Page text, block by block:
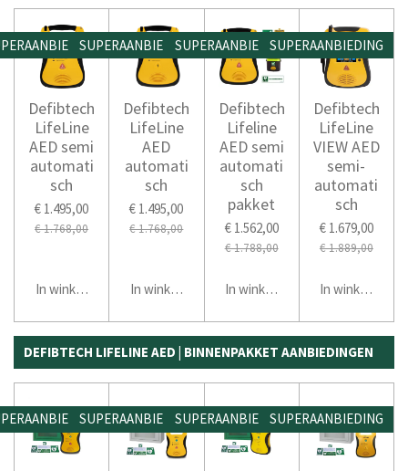
Defibtech
LifeLine
AED semi
automati
sch
€ 1.495,00
€ 1.768,00
In winkelwagen
SUPERAANBIEDING
Defibtech
LifeLine
AED
automati
sch
€ 1.495,00
€ 1.768,00
In winkelwagen
SUPERAANBIEDING
Defibtech
Lifeline
AED semi
automati
sch
pakket
€ 1.562,00
€ 1.788,00
In winkelwagen
SUPERAANBIEDING
Defibtech
LifeLine
VIEW AED
semi-
automati
sch
€ 1.679,00
€ 1.889,00
In winkelwagen
DEFIBTECH LIFELINE AED | BINNENPAKKET AANBIEDINGEN
SUPERAANBIEDINGSUPERAANBIEDINGSUPERAANBIEDING